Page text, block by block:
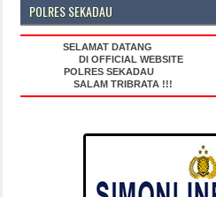
POLRES SEKADAU
SELAMAT DATANG
DI OFFICIAL WEBSITE
POLRES SEKADAU
SALAM TRIBRATA !!!